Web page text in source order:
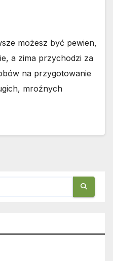
możesz być pewien,
a zima przychodzi za
na przygotowanie
mroźnych